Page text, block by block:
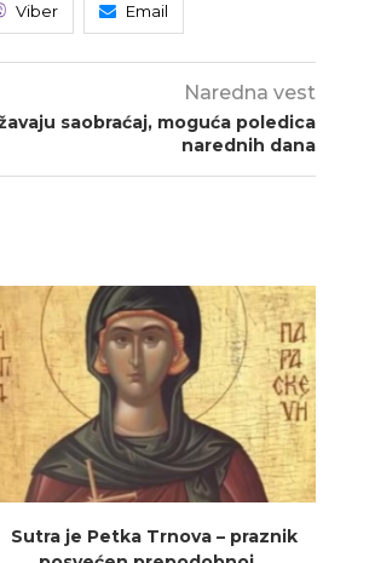
Viber Email
Naredna vest
saobraćaj, moguća poledica
narednih dana
Sutra je Petka Trnova – praznik